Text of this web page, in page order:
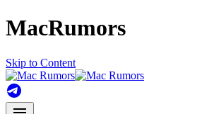
MacRumors
Skip to Content